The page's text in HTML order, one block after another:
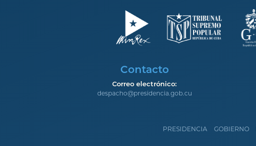
Contacto
Correo electrónico:
despacho@presidencia.gob.cu
PRESIDENCIA GOBIERNO